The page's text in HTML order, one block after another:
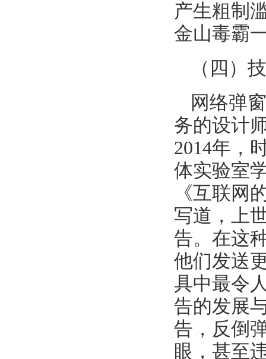
产生粗制
金山毒霸
（四）
网络弹
务的设计
2014年，
体实验室
《互联网
写道，上
告。在这
他们发送
具中最令
告的发展
告，反倒
眼，甚至